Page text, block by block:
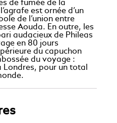
de fumée de la
est ornée d’un
de l’union entre
Aouda. En outre, les
audacieux de Phileas
en 80 jours
du capuchon
du voyage :
Londres, pour un total